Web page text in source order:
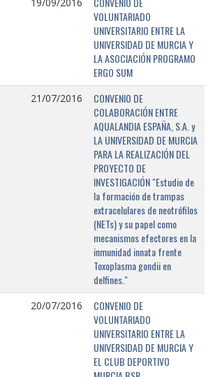
VOLUNTARIADO
UNIVERSITARIO ENTRE LA
UNIVERSIDAD DE MURCIA Y
LA ASOCIACIÓN PROGRAMO
ERGO SUM
21/07/2016
CONVENIO DE
COLABORACIÓN ENTRE
AQUALANDIA ESPAÑA, S.A. y
LA UNIVERSIDAD DE MURCIA
PARA LA REALIZACIÓN DEL
PROYECTO DE
INVESTIGACIÓN "Estudio de
la formación de trampas
extracelulares de neotrófilos
(NETs) y su papel como
mecanismos efectores en la
inmunidad innata frente
Toxoplasma gondii en
delfines."
20/07/2016
CONVENIO DE
VOLUNTARIADO
UNIVERSITARIO ENTRE LA
UNIVERSIDAD DE MURCIA Y
EL CLUB DEPORTIVO